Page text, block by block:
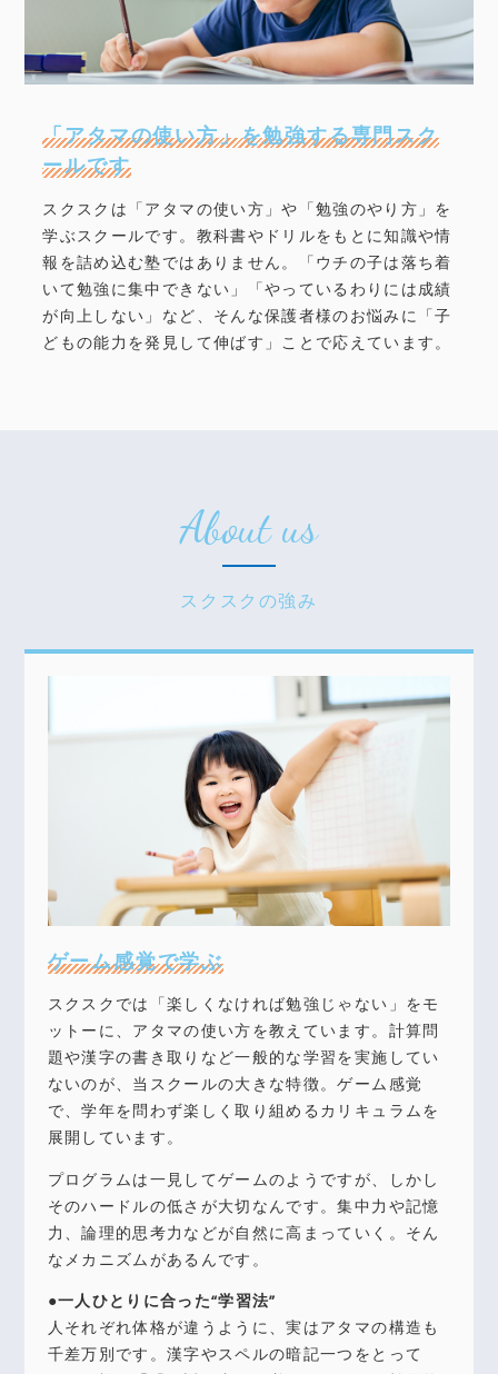
「アタマの使い方」を勉強する専門スク
ールです
スクスクは「アタマの使い方」や「勉強のやり方」を
学ぶスクールです。教科書やドリルをもとに知識や情
報を詰め込む塾ではありません。「ウチの子は落ち着
いて勉強に集中できない」「やっているわりには成績
が向上しない」など、そんな保護者様のお悩みに「子
どもの能力を発見して伸ばす」ことで応えています。
About us
スクスクの強み
ゲーム感覚で学ぶ
スクスクでは「楽しくなければ勉強じゃない」をモ
ットーに、アタマの使い方を教えています。計算問
題や漢字の書き取りなど一般的な学習を実施してい
ないのが、当スクールの大きな特徴。ゲーム感覚
で、学年を問わず楽しく取り組めるカリキュラムを
展開しています。
プログラムは一見してゲームのようですが、しかし
そのハードルの低さが大切なんです。集中力や記憶
力、論理的思考力などが自然に高まっていく。そん
なメカニズムがあるんです。
●一人ひとりに合った“学習法”
人それぞれ体格が違うように、実はアタマの構造も
千差万別です。漢字やスペルの暗記一つをとって